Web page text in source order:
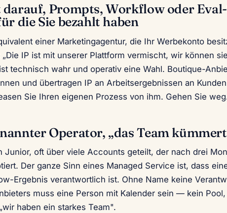
darauf, Prompts, Workflow oder
die Sie bezahlt haben
einer Marketingagentur, die Ihr Werbekonto
IP ist mit unserer Plattform vermischt, wir können
technisch wahr und operativ eine Wahl. Boutique-
und übertragen IP an Arbeitsergebnissen an
Sie Ihren eigenen Prozess von ihm. Gehen Sie
Operator, „das Team
Junior, oft über viele Accounts geteilt, der nach drei
Der ganze Sinn eines Managed Service ist, dass
Ergebnis verantwortlich ist. Ohne Name keine
muss eine Person mit Kalender sein — kein
haben ein starkes Team".